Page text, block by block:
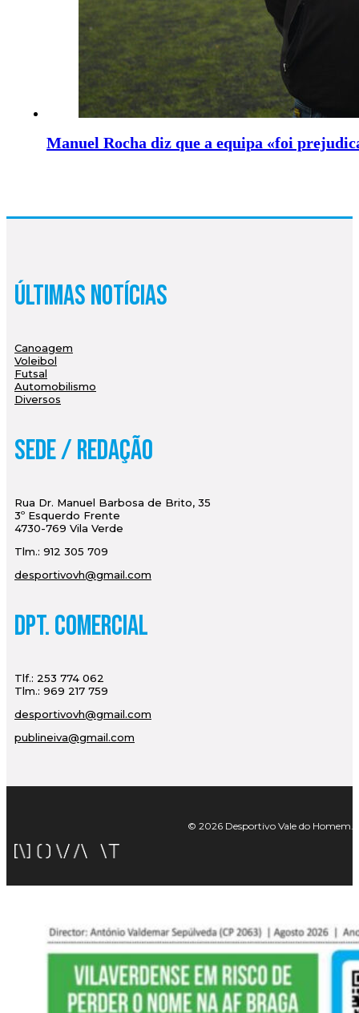
Manuel Rocha diz que a equipa «foi
Últimas Notícias
Canoagem
Voleibol
Futsal
Automobilismo
Diversos
Sede / Redação
Rua Dr. Manuel Barbosa de Brito, 35
3º Esquerdo Frente
4730-769 Vila Verde
Tlm.: 912 305 709
desportivovh@gmail.com
Dpt. Comercial
Tlf.: 253 774 062
Tlm.: 969 217 759
desportivovh@gmail.com
publineiva@gmail.com
© 2026 Desportivo Vale do Homem.